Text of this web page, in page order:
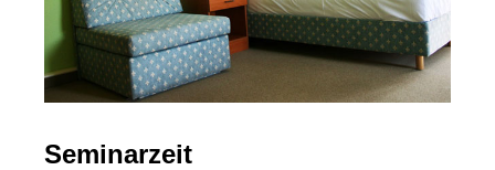
Seminarzeit